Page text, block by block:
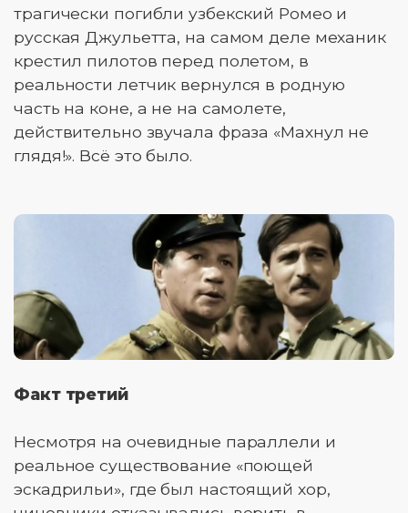
трагически погибли узбекский Ромео и
русская Джульетта, на самом деле механик
крестил пилотов перед полетом, в
реальности летчик вернулся в родную
часть на коне, а не на самолете,
действительно звучала фраза «Махнул не
глядя!». Всё это было.
Факт третий
Несмотря на очевидные параллели и
реальное существование «поющей
эскадрильи», где был настоящий хор,